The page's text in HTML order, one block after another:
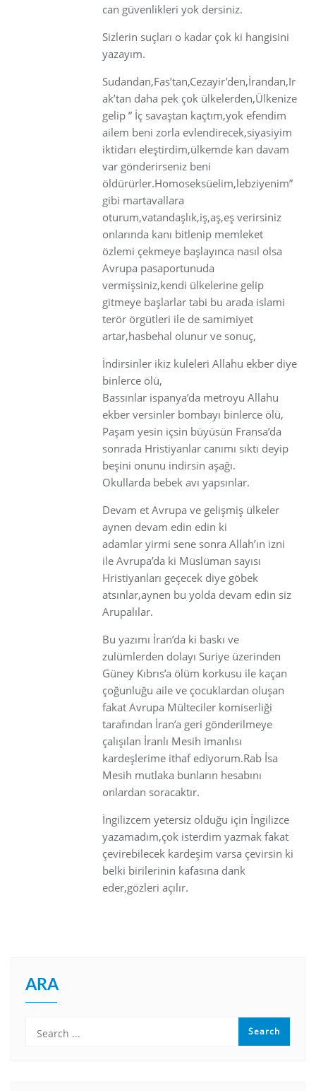
can güvenlikleri yok dersiniz.
Sizlerin suçları o kadar çok ki hangisini
yazayım.
Sudandan,Fas’tan,Cezayir’den,İrandan,Ir
ak’tan daha pek çok ülkelerden,Ülkenize
gelip ” İç savaştan kaçtım,yok efendim
ailem beni zorla evlendirecek,siyasiyim
iktidarı eleştirdim,ülkemde kan davam
var gönderirseniz beni
öldürürler.Homoseksüelim,lebziyenim”
gibi martavallara
oturum,vatandaşlık,iş,aş,eş verirsiniz
onlarında kanı bitlenip memleket
özlemi çekmeye başlayınca nasıl olsa
Avrupa pasaportunuda
vermişsiniz,kendi ülkelerine gelip
gitmeye başlarlar tabi bu arada islami
terör örgütleri ile de samimiyet
artar,hasbehal olunur ve sonuç,
İndirsinler ikiz kuleleri Allahu ekber diye
binlerce ölü,
Bassınlar ispanya’da metroyu Allahu
ekber versinler bombayı binlerce ölü,
Paşam yesin içsin büyüsün Fransa’da
sonrada Hristiyanlar canımı sıktı deyip
beşini onunu indirsin aşağı.
Okullarda bebek avı yapsınlar.
Devam et Avrupa ve gelişmiş ülkeler
aynen devam edin edin ki
adamlar yirmi sene sonra Allah’ın izni
ile Avrupa’da ki Müslüman sayısı
Hristiyanları geçecek diye göbek
atsınlar,aynen bu yolda devam edin siz
Arupalılar.
Bu yazımı İran’da ki baskı ve
zulümlerden dolayı Suriye üzerinden
Güney Kıbrıs’a ölüm korkusu ile kaçan
çoğunluğu aile ve çocuklardan oluşan
fakat Avrupa Mülteciler komiserliği
tarafından İran’a geri gönderilmeye
çalışılan İranlı Mesih imanlısı
kardeşlerime ithaf ediyorum.Rab İsa
Mesih mutlaka bunların hesabını
onlardan soracaktır.
İngilizcem yetersiz olduğu için İngilizce
yazamadım,çok isterdim yazmak fakat
çevirebilecek kardeşim varsa çevirsin ki
belki birilerinin kafasına dank
eder,gözleri açılır.
ARA